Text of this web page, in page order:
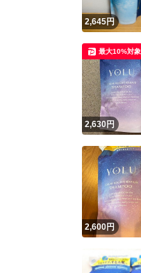
2,645円
2,630円
最大10%対象
2,600円